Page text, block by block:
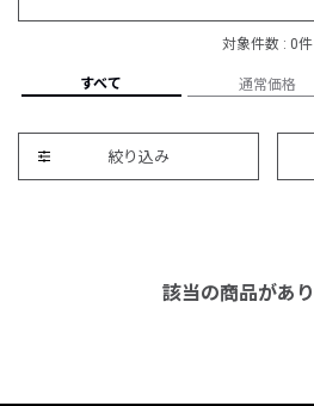
対象件数 : 0件
すべて 通常価格
絞り込み
該当の商品があ